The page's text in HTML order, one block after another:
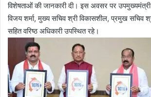
विशेषताओं की जानकारी दी। इस अवसर पर
विजय शर्मा, मुख्य सचिव श्री विकासशील, प्रमुख सचिव
सहित वरिष्ठ अधिकारी उपस्थित रहे।